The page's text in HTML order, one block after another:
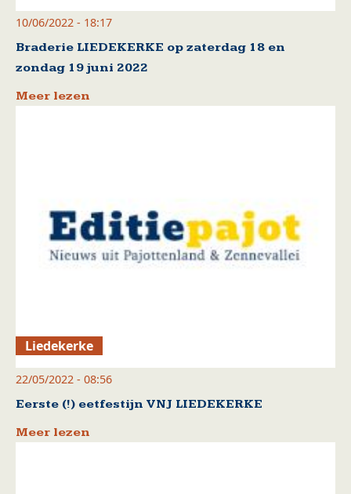
10/06/2022 - 18:17
Braderie LIEDEKERKE op zaterdag 18 en
zondag 19 juni 2022
Meer lezen
Liedekerke
22/05/2022 - 08:56
Eerste (!) eetfestijn VNJ LIEDEKERKE
Meer lezen